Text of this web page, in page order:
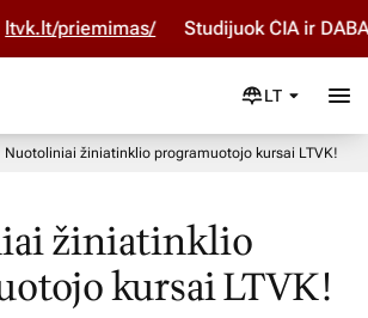
priemimas/ Studijuok ČIA ir
LT
Nuotoliniai žiniatinklio programuotojo kursai LTVK!
žiniatinklio
kursai LTVK!